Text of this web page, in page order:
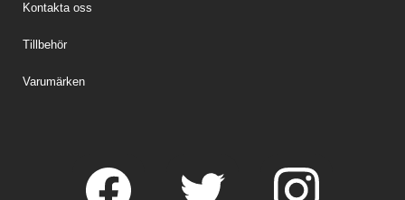
Kontakta oss
Tillbehör
Varumärken